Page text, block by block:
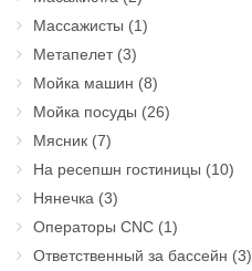
Массажисты (1)
Метапелет(3)
Мойка машин (8)
Мойка посуды (26)
Мясник (7)
На ресепшн гостиницы (10)
Нянечка (3)
Операторы CNC (1)
Ответственный за бассейн (3)